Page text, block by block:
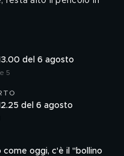
del 6 agosto
5
del 6 agosto
come oggi, c'è il "bollino